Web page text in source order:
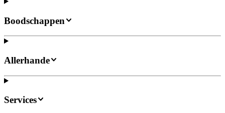
Boodschappen
Allerhande
Services